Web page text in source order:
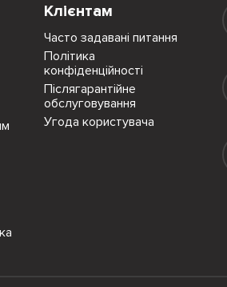
Клієнтам
Часто задавані питання
Політика
конфіденційності
Післягарантійне
обслуговування
Угода користувача